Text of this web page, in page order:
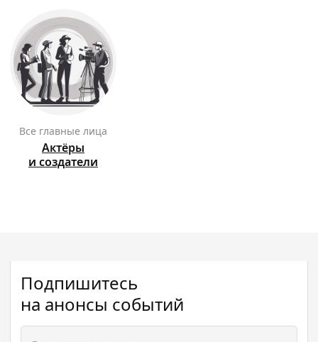
Все главные лица
Актёры
и создатели
Подпишитесь
на анонсы событий